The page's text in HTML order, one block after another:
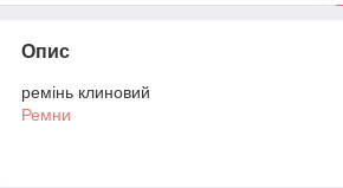
Опис
ремінь клиновий
Ремни